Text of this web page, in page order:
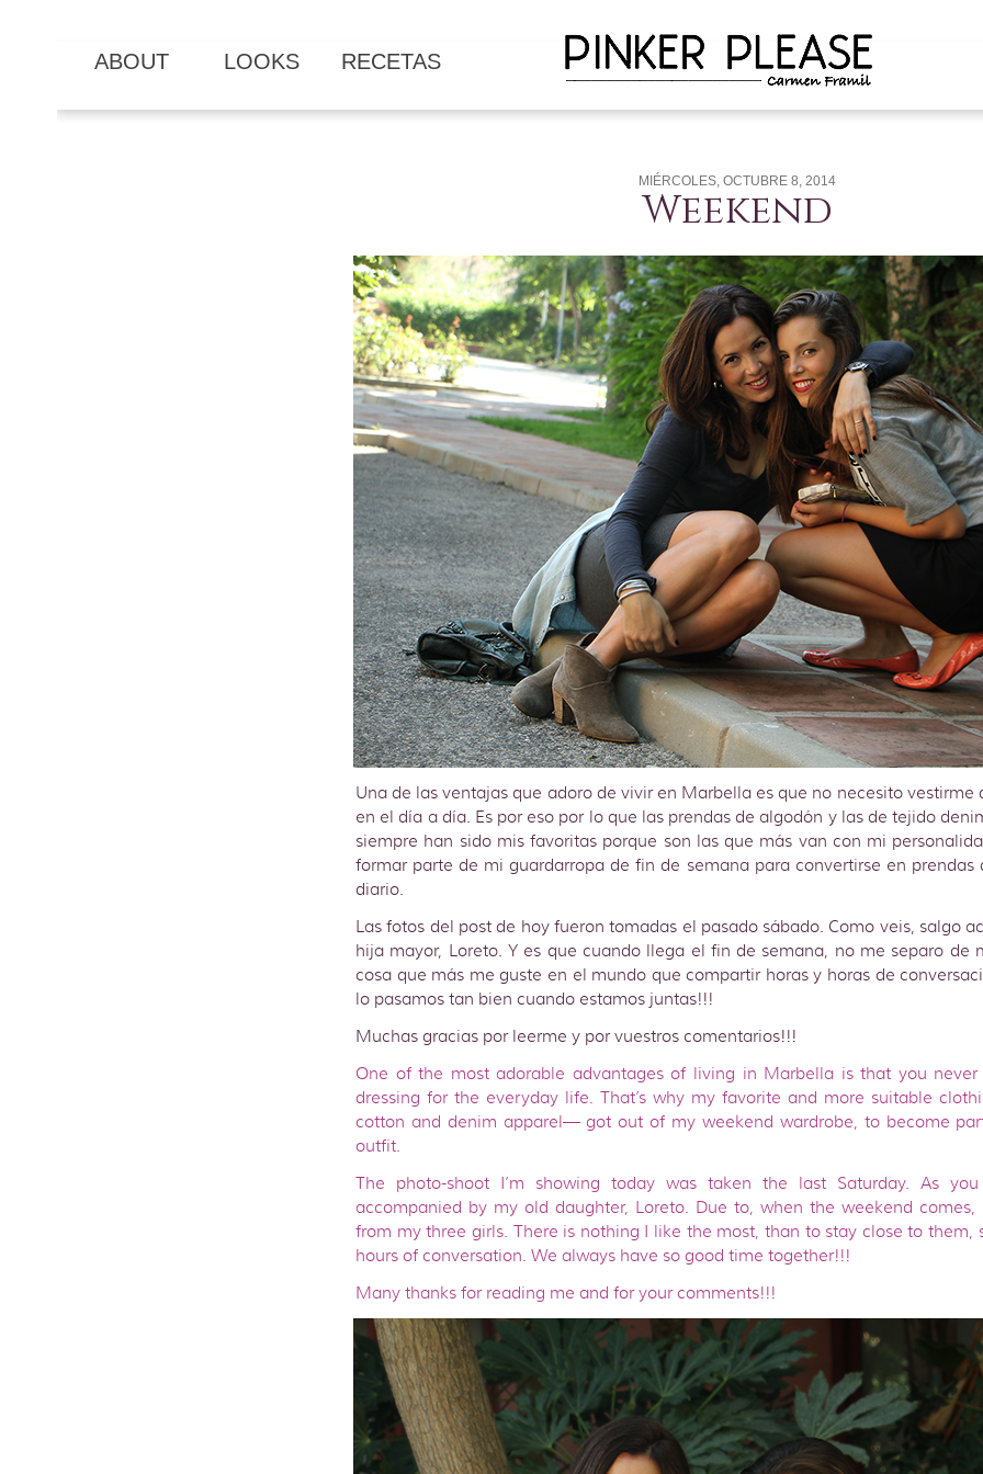
ABOUT LOOKS RECETAS
MIÉRCOLES, OCTUBRE 8, 2014
Weekend
Una de las ventajas que adoro de vivir en Marbella es que no necesito vestirme
en el día a día. Es por eso por lo que las prendas de algodón y las de tejido
siempre han sido mis favoritas porque son las que más van con mi
formar parte de mi guardarropa de fin de semana para convertirse en prendas
diario.
Las fotos del post de hoy fueron tomadas el pasado sábado. Como veis, salgo
hija mayor, Loreto. Y es que cuando llega el fin de semana, no me separo de
cosa que más me guste en el mundo que compartir horas y horas de
lo pasamos tan bien cuando estamos juntas!!!
Muchas gracias por leerme y por vuestros comentarios!!!
One of the most adorable advantages of living in Marbella is that you
dressing for the everyday life. That’s why my favorite and more suitable
cotton and denim apparel— got out of my weekend wardrobe, to become
outfit.
The photo-shoot I’m showing today was taken the last Saturday. As
accompanied by my old daughter, Loreto. Due to, when the weekend comes,
from my three girls. There is nothing I like the most, than to stay close to them,
hours of conversation. We always have so good time together!!!
Many thanks for reading me and for your comments!!!